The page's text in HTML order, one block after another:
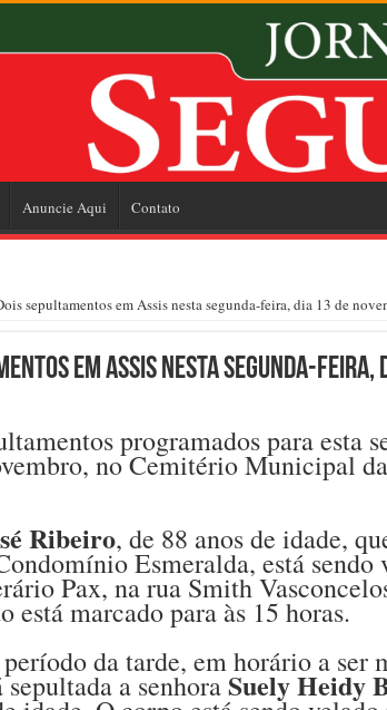
Anuncie Aqui Contato
sepultamentos em Assis nesta segunda-feira, dia 13 de
em Assis nesta segunda-feira,
programados para esta
no Cemitério Municipal
Ribeiro, de 88 anos de idade,
Esmeralda, está sendo
Pax, na rua Smith
está marcado para às 15 horas.
da tarde, em horário a ser
a senhoraSuely Heidy